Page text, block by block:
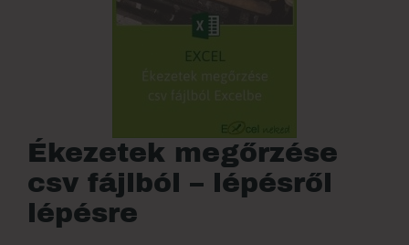
Ékezetek megőrzése
csv fájlból – lépésről
lépésre